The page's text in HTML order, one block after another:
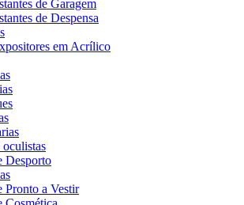
de Garagem
de Despensa
em Acrílico
oculistas
Desporto
Pronto a Vestir